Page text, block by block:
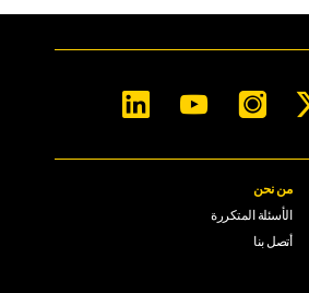
من نحن
الأسئلة المتكررة
أتصل بنا